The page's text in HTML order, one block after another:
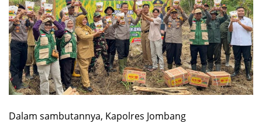
Dalam sambutannya, Kapolres Jombang